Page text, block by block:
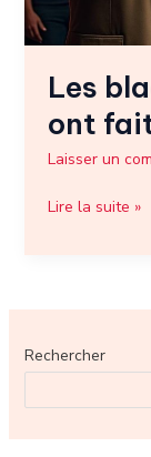
Les
ont
Laisser un
Lire la suite »
Rechercher